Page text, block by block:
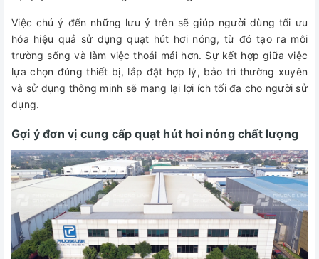
Việc chú ý đến những lưu ý trên sẽ giúp người dùng tối ưu
hóa hiệu quả sử dụng quạt hút hơi nóng, từ đó tạo ra môi
trường sống và làm việc thoải mái hơn. Sự kết hợp giữa việc
lựa chọn đúng thiết bị, lắp đặt hợp lý, bảo trì thường xuyên
và sử dụng thông minh sẽ mang lại lợi ích tối đa cho người sử
dụng.
Gợi ý đơn vị cung cấp quạt hút hơi nóng chất lượng